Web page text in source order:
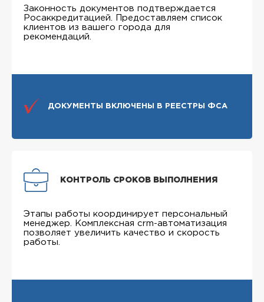
Законность документов подтверждается
Росаккредитацией. Предоставляем список
клиентов из вашего города для
рекомендаций.
ДОКУМЕНТЫ ВКЛЮЧЕНЫ В РЕЕСТРЫ ФСА
КОНТРОЛЬ СРОКОВ ВЫПОЛНЕНИЯ
Этапы работы координирует персональный
менеджер. Комплексная crm-автоматизация
позволяет увеличить качество и скорость
работы.